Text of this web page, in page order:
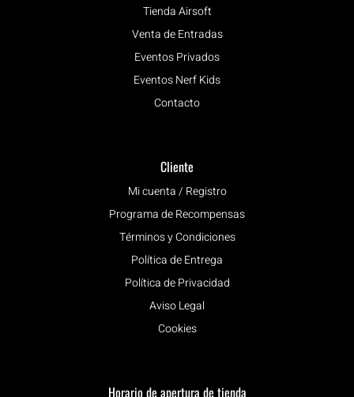
Tienda Airsoft
Venta de Entradas
Eventos Privados
Eventos Nerf Kids
Contacto
Cliente
Mi cuenta / Registro
Programa de Recompensas
Términos y Condiciones
Política de Entrega
Política de Privacidad
Aviso Legal
Cookies
Horario de apertura de tienda